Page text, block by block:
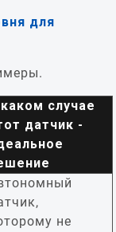
для
случае
датчик -
не